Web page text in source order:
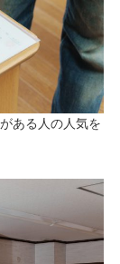
ある人の人気を